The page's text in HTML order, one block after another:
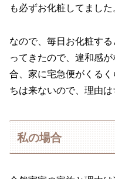
も必ずお化粧してました。
なので、毎日お化粧す
ってきたので、違和感
合、家に宅急便がくる
ちは来ないので、理由は
私の場合